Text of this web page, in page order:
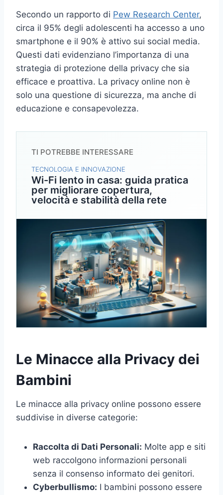
Secondo un rapporto di Pew Research Center,
circa il 95% degli adolescenti ha accesso a uno
smartphone e il 90% è attivo sui social media.
Questi dati evidenziano l’importanza di una
strategia di protezione della privacy che sia
efficace e proattiva. La privacy online non è
solo una questione di sicurezza, ma anche di
educazione e consapevolezza.
TI POTREBBE INTERESSARE
TECNOLOGIA E INNOVAZIONE
Wi-Fi lento in casa: guida pratica
per migliorare copertura,
velocità e stabilità della rete
Le Minacce alla Privacy dei
Bambini
Le minacce alla privacy online possono essere
suddivise in diverse categorie:
Raccolta di Dati Personali: Molte app e siti
web raccolgono informazioni personali
senza il consenso informato dei genitori.
Cyberbullismo: I bambini possono essere